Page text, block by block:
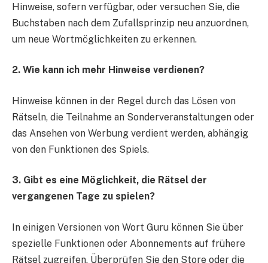
Hinweise, sofern verfügbar, oder versuchen Sie, die
Buchstaben nach dem Zufallsprinzip neu anzuordnen,
um neue Wortmöglichkeiten zu erkennen.
2. Wie kann ich mehr Hinweise verdienen?
Hinweise können in der Regel durch das Lösen von
Rätseln, die Teilnahme an Sonderveranstaltungen oder
das Ansehen von Werbung verdient werden, abhängig
von den Funktionen des Spiels.
3. Gibt es eine Möglichkeit, die Rätsel der
vergangenen Tage zu spielen?
In einigen Versionen von Wort Guru können Sie über
spezielle Funktionen oder Abonnements auf frühere
Rätsel zugreifen. Überprüfen Sie den Store oder die